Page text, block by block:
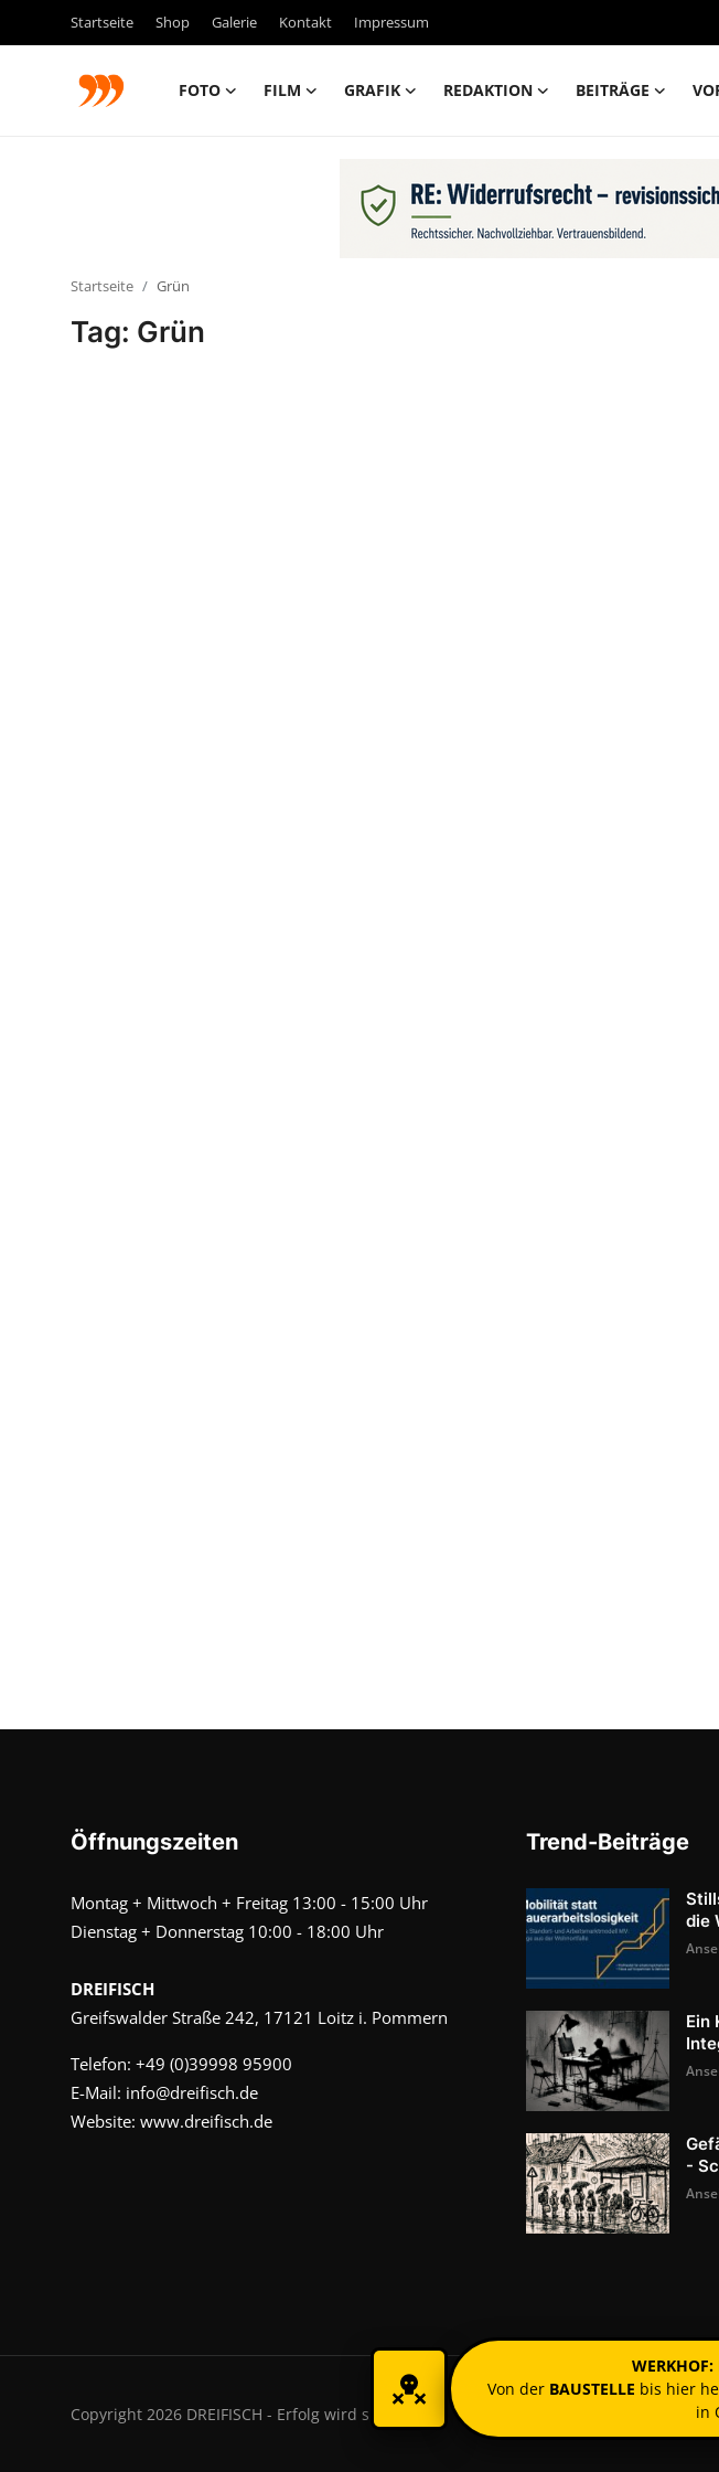
Startseite Shop Galerie Kontakt Impressum
FOTO FILM GRAFIK REDAKTION BEITRÄGE
Startseite Grün
Tag: Grün
Öffnungszeiten
Montag + Mittwoch + Freitag 13:00 - 15:00 Uhr
Dienstag + Donnerstag 10:00 - 18:00 Uhr
DREIFISCH
Greifswalder Straße 242, 17121 Loitz i. Pommern
Telefon: +49 (0)39998 95900
E-Mail: info@dreifisch.de
Website: www.dreifisch.de
Trend-Beiträge
die
Ein
-
Copyright 2026 DREIFISCH - Erfolg wird sichtbar.
Von der BAUSTELLE bis hier
in